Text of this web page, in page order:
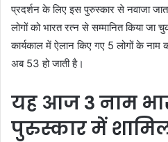
प्रदर्शन के लिए इस पुरुस्कार से नवाजा
लोगों को भारत रत्न से सम्मानित किया
कार्यकाल में ऐलान किए गए 5 लोगों के नाम
अब 53 हो जाती है।
यह आज 3 नाम
पुरुस्कार में